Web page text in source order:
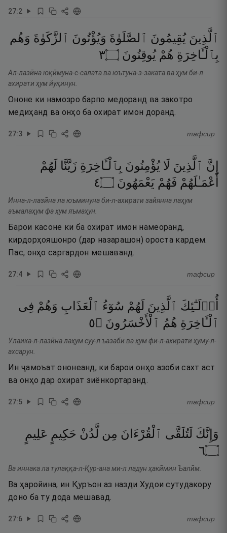
27:2
ٱلَّذِينَ يُقِيمُونَ ٱلصَّلَوٰةَ وَيُؤْتُونَ ٱلزَّكَوٰةَ وَهُم
بِٱلْـَٔاخِرَةِ هُمْ يُوقِنُونَ ۝٣
Ал-лазӣна юқӣмуна-с-салата ва юътуна-з-заката ва ҳум би-л
ахирати ҳум йуқинун.
Ононе ки намозро барпо медоранд ва закотро
медиҳанд ва онҳо ба охират имон доранд.
27:3 тафсир
إِنَّ ٱلَّذِينَ لَا يُؤْمِنُونَ بِٱلْـَٔاخِرَةِ زَيَّنَّا لَهُمْ
أَعْمَـٰلَهُمْ فَهُمْ يَعْمَهُونَ ۝٤
Инна-л-лазӣна ла юъминуна би-л-ахирати зайянна лаҳум
аъмалаҳум фа ҳум яъмаҳун.
Барои касоне ки ба охират имон намеоранд,
кирдорҳояшонро (дар назарашон) ороста кардем.
Пас, онҳо саргардон мешаванд.
27:4 тафсир
أُو۟لَـٰٓئِكَ ٱلَّذِينَ لَهُمْ سُوٓءُ ٱلْعَذَابِ وَهُمْ فِى
ٱلْـَٔاخِرَةِ هُمُ ٱلْأَخْسَرُونَ ۝٥
Улаика-л-лазӣна лаҳум суу-л ъазаби ва ҳум фи-л-ахирати ҳуму-л-
ахсарун.
Ин ҷамоъат ононеанд, ки барои онҳо азоби сахт аст
ва онҳо дар охират зиёнкортаранд.
27:5 тафсир
وَإِنَّكَ لَتُلَقَّى ٱلْقُرْءَانَ مِن لَّدُنْ حَكِيمٍ عَلِيمٍ
۝٦
Ва иннака ла тулаққа-л-Қур-ана ми-л ладун ҳакӣмин Ъалӣм.
Ва ҳаройина, ин Қуръон аз назди Худои сутудакору
доно ба ту дода мешавад.
27:6 тафсир